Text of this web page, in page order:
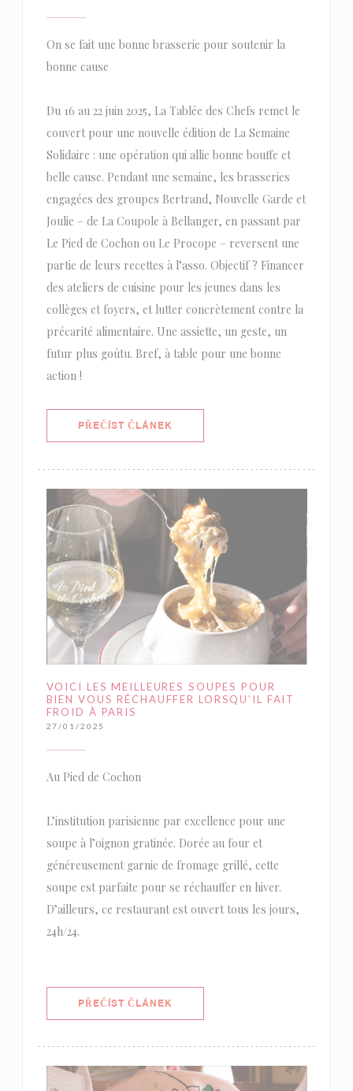
On se fait une bonne brasserie pour soutenir la
bonne cause
Du 16 au 22 juin 2025, La Tablée des Chefs remet le
couvert pour une nouvelle édition de La Semaine
Solidaire : une opération qui allie bonne bouffe et
belle cause. Pendant une semaine, les brasseries
engagées des groupes Bertrand, Nouvelle Garde et
Joulie – de La Coupole à Bellanger, en passant par
Le Pied de Cochon ou Le Procope – reversent une
partie de leurs recettes à l’asso. Objectif ? Financer
des ateliers de cuisine pour les jeunes dans les
collèges et foyers, et lutter concrètement contre la
précarité alimentaire. Une assiette, un geste, un
futur plus goûtu. Bref, à table pour une bonne
action !
PŘEČÍST ČLÁNEK
VOICI LES MEILLEURES SOUPES POUR
BIEN VOUS RÉCHAUFFER LORSQU’IL FAIT
FROID À PARIS
27/01/2025
Au Pied de Cochon
L’institution parisienne par excellence pour une
soupe à l’oignon gratinée. Dorée au four et
généreusement garnie de fromage grillé, cette
soupe est parfaite pour se réchauffer en hiver.
D’ailleurs, ce restaurant est ouvert tous les jours,
24h/24.
PŘEČÍST ČLÁNEK